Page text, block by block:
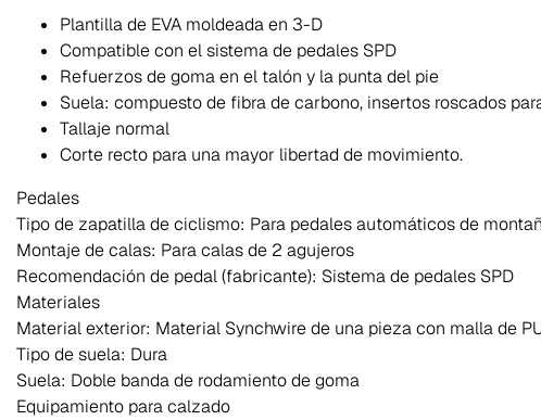
Plantilla de EVA moldeada en 3-D
Compatible con el sistema de pedales SPD
Refuerzos de goma en el talón y la punta del pie
Suela: compuesto de fibra de carbono, insertos roscados
Tallaje normal
Corte recto para una mayor libertad de movimiento.
Pedales
Tipo de zapatilla de ciclismo: Para pedales automáticos de
Montaje de calas: Para calas de 2 agujeros
Recomendación de pedal (fabricante): Sistema de pedales SPD
Materiales
Material exterior: Material Synchwire de una pieza con malla de
Tipo de suela: Dura
Suela: Doble banda de rodamiento de goma
Equipamiento para calzado